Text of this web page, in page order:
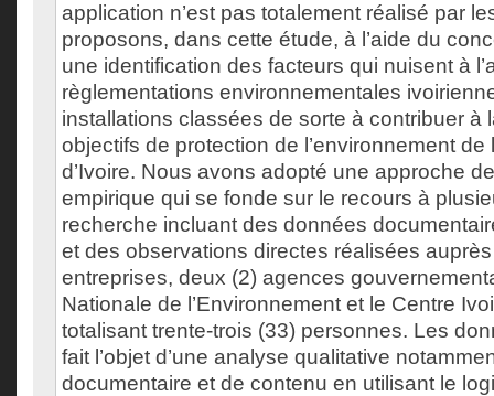
application n’est pas totalement réalisé par
proposons, dans cette étude, à l’aide du
une identification des facteurs qui nuisent à
règlementations environnementales
installations classées de sorte à contribuer à
objectifs de protection de l’environnement de
d’Ivoire. Nous avons adopté une approche
empirique qui se fonde sur le recours à
recherche incluant des données
et des observations directes réalisées
entreprises, deux (2) agences
Nationale de l’Environnement et le Centre
totalisant trente-trois (33) personnes. Les
fait l’objet d’une analyse qualitative
documentaire et de contenu en utilisant le